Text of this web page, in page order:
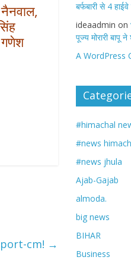
गणेश
cm! →
बर्फबारी से 4
ideaadmin on
पूज्य मोरारी बापू
A WordPress
#himachal
#news
#news jhula
Ajab-Gajab
almoda.
big news
BIHAR
Business